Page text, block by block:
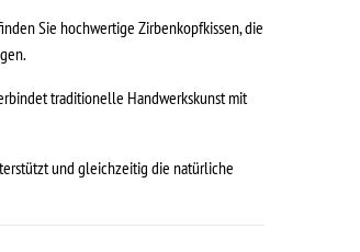
Sie hochwertige Zirbenkopfkissen, die
traditionelle Handwerkskunst mit
und gleichzeitig die natürliche